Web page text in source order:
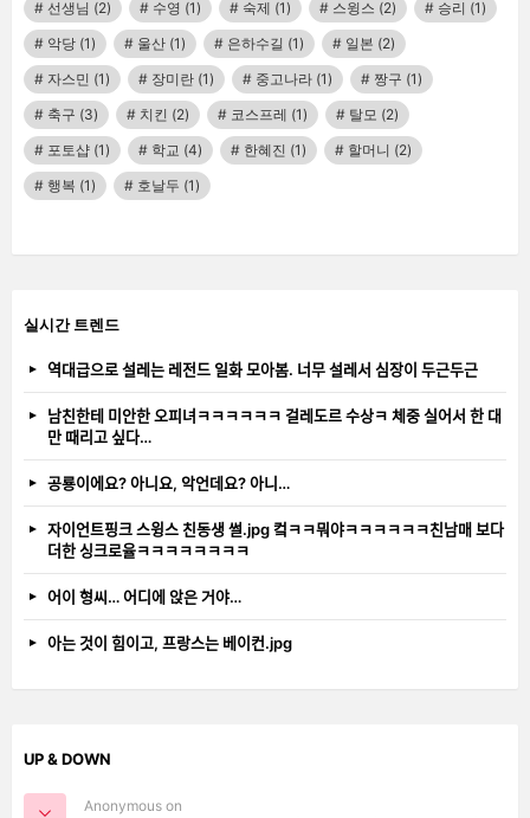
선생님 (2) 수영 (1) 숙제 (1) 스윙스 (2) 승리 (1)
악당 (1) 울산 (1) 은하수길 (1) 일본 (2)
자스민 (1) 장미란 (1) 중고나라 (1) 짱구 (1)
축구 (3) 치킨 (2) 코스프레 (1) 탈모 (2)
포토샵 (1) 학교 (4) 한혜진 (1) 할머니 (2)
행복 (1) 호날두 (1)
실시간 트렌드
역대급으로 설레는 레전드 일화 모아봄. 너무 설레서 심장이 두근두근
남친한테 미안한 오피녀ㅋㅋㅋㅋㅋㅋ 걸레도르 수상ㅋ 체중 실어서 한 대
만 때리고 싶다…
공룡이에요? 아니요, 악언데요? 아니…
자이언트핑크 스윙스 친동생 썰.jpg 컼ㅋㅋ뭐야ㅋㅋㅋㅋㅋㅋ친남매 보다
더한 싱크로율ㅋㅋㅋㅋㅋㅋㅋㅋ
어이 형씨… 어디에 앉은 거야…
아는 것이 힘이고, 프랑스는 베이컨.jpg
UP & DOWN
Anonymous on